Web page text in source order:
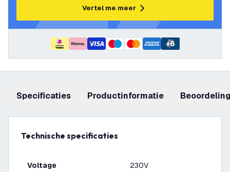
Vertel me meer
+6
Specificaties productinformatie
Technische specificaties
Voltage 230V